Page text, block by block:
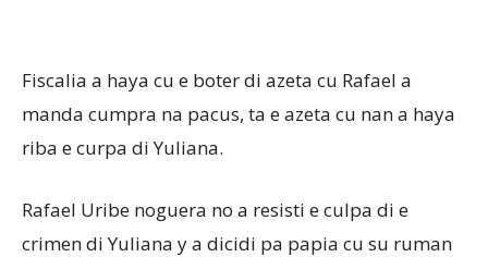
Fiscalia a haya cu e boter di azeta cu Rafael a
manda cumpra na pacus, ta e azeta cu nan a haya
riba e curpa di Yuliana.
Rafael Uribe noguera no a resisti e culpa di e
crimen di Yuliana y a dicidi pa papia cu su ruman